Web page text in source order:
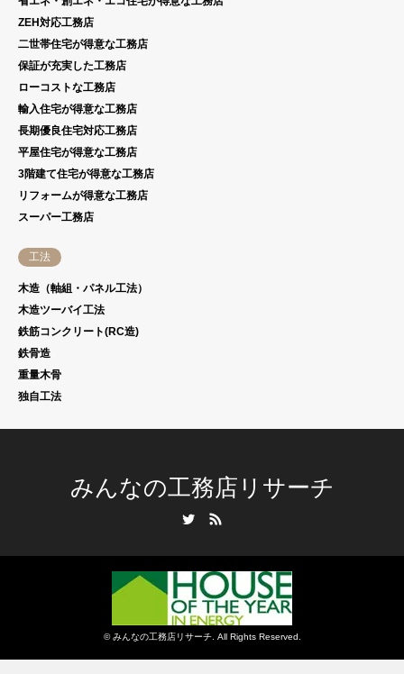
ZEH対応工務店
二世帯住宅が得意な工務店
保証が充実した工務店
ローコストな工務店
輸入住宅が得意な工務店
長期優良住宅対応工務店
平屋住宅が得意な工務店
3階建て住宅が得意な工務店
リフォームが得意な工務店
スーパー工務店
工法
木造（軸組・パネル工法）
木造ツーバイ工法
鉄筋コンクリート(RC造)
鉄骨造
重量木骨
独自工法
みんなの工務店リサーチ
©みんなの工務店リサーチ. All Rights Reserved.